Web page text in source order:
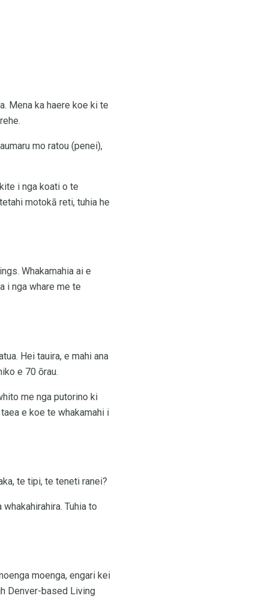
Mena ka haere koe ki te
mo ratou (penei),
i nga koati o te
motokā reti, tuhia he
Whakamahia ai e
i nga whare me te
Hei tauira, e mahi ana
e 70 ōrau.
me nga putorino ki
e koe te whakamahi i
te tipi, te teneti ranei?
Tuhia to
moenga, engari kei
Denver-based Living